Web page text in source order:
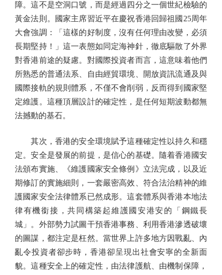
障。這不是空洞口號，而是經過四分之一個世紀檢驗的
黃金法則。國家主席習近平在慶祝香港回歸祖國25周年
大會強調：「這樣的好制度，沒有任何理由改變，必須
長期堅持！」這一表態如同定海神針，徹底驅散了外界
對香港前途的疑慮。對國際投資者而言，這意味着他們
所熟悉的普通法系、自由經貿環境、開放資訊流通及與
國際接軌的規則體系，不僅不會削弱，反而得到國家堅
定維護。這種頂層設計的確定性，是任何短期波動都無
法撼動的基石。
其次，香港的安全環境賦予這種確定性以持久和穩
定。安全是發展的前提，是信心的基礎。隨着香港國安
法頒布實施、《維護國家安全條例》立法完成，以及近
期修訂的實施細則，一套嚴密高效、符合法治精神的維
護國家安全法律體系已然成形。這套體系與香港本地法
律有機銜接，共同構築起維護國安港安的「鋼鐵長
城」。外部勢力試圖干預香港事務、利用香港滲透破壞
的圖謀，都注定是枉然。當世界上許多地方因戰亂、內
亂令投資者卻步時，香港卻呈現出社會安寧的全新面
貌。這種安全上的確定性，由法律護航、由機制保障，